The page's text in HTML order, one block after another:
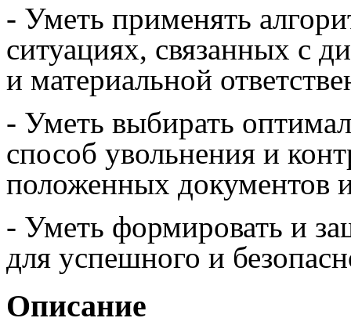
- Уметь применять
ситуациях, связанных с
и материальной
- Уметь выбирать
способ увольнения и
положенных документов
- Уметь формировать и
для успешного и
Описание